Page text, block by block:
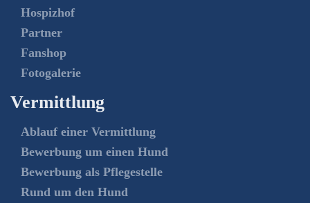
Hospizhof
Partner
Fanshop
Fotogalerie
Vermittlung
Ablauf einer Vermittlung
Bewerbung um einen Hund
Bewerbung als Pflegestelle
Rund um den Hund